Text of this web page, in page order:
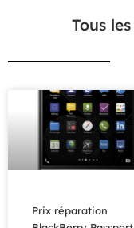
Tous
Prix réparation